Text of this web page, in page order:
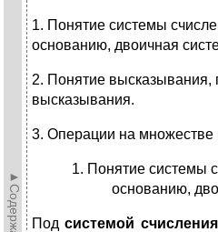
1. Понятие системы
основанию, двоичная
2. Понятие высказывания,
высказывания.
3. Операции на множестве
1. Понятие системы
основанию,
Подсистемой счисления